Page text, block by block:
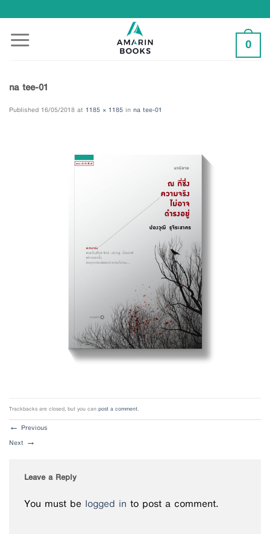
to
content
0
na tee-01
Published 16/05/2018 at 1185 × 1185 in na tee-01
Trackbacks are closed, but you canpost a comment.
← Previous
Next →
Leave a Reply
You must be logged in to post a comment.